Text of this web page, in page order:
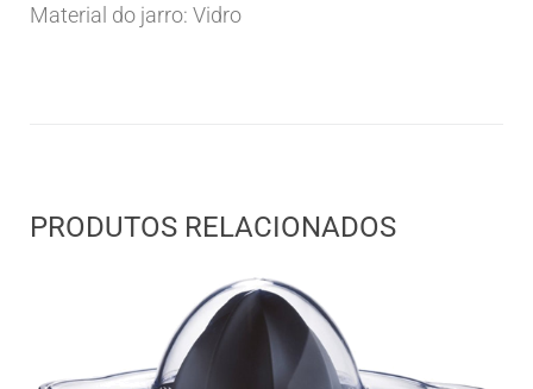
Material do jarro: Vidro
PRODUTOS RELACIONADOS